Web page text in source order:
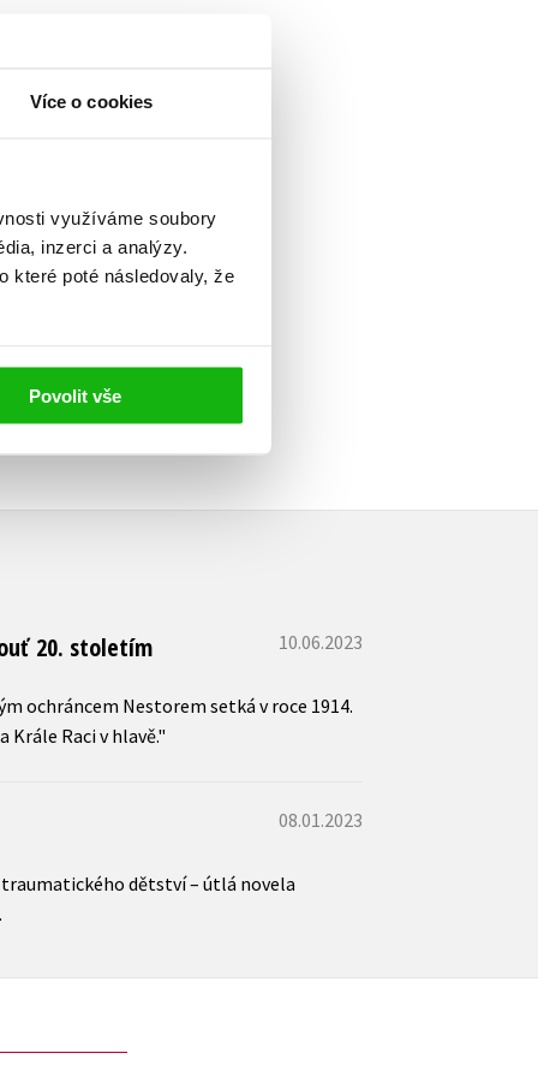
Více o cookies
využíváme soubory
inzerci a analýzy.
které poté následovaly, že
Povolit vše
20. stoletím 10.06.2023
ochráncem Nestorem setká v roce 1914.
Krále Raci v hlavě."
08.01.2023
traumatického dětství – útlá novela